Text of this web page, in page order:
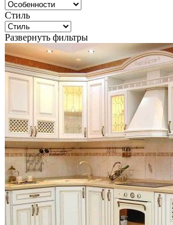
Стиль
Развернуть фильтры